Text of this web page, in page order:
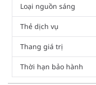
Loại nguồn sáng
Thẻ dịch vụ
Thang giá trị
Thời hạn bảo hành